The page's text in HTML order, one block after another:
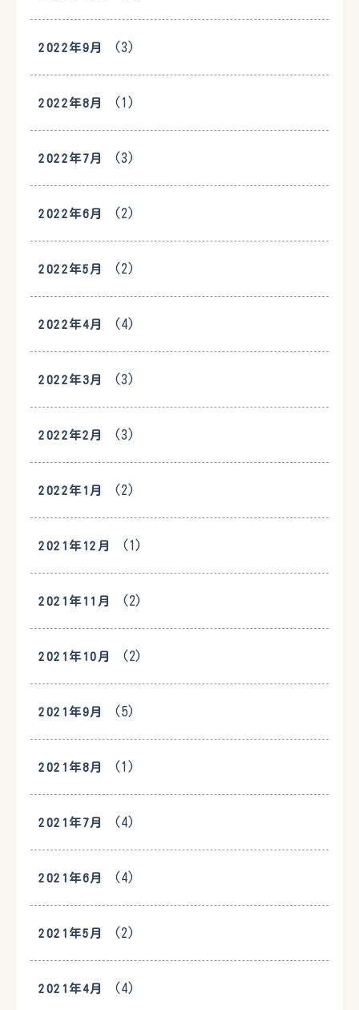
2022年9月 (3)
2022年8月 (1)
2022年7月 (3)
2022年6月 (2)
2022年5月 (2)
2022年4月 (4)
2022年3月 (3)
2022年2月 (3)
2022年1月 (2)
2021年12月 (1)
2021年11月 (2)
2021年10月 (2)
2021年9月 (5)
2021年8月 (1)
2021年7月 (4)
2021年6月 (4)
2021年5月 (2)
2021年4月 (4)